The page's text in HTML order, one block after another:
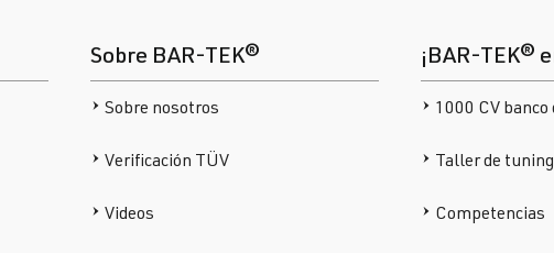
Sobre BAR-TEK®
Sobre nosotros
Verificación TÜV
Videos
¡BAR-TEK®
1000 CV banco
Taller de
Competencias